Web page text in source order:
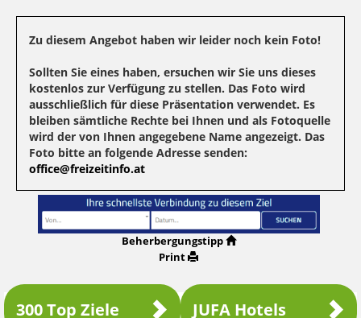
Zu diesem Angebot haben wir leider noch kein Foto!
Sollten Sie eines haben, ersuchen wir Sie uns dieses
kostenlos zur Verfügung zu stellen. Das Foto wird
ausschließlich für diese Präsentation verwendet. Es
bleiben sämtliche Rechte bei Ihnen und als Fotoquelle
wird der von Ihnen angegebene Name angezeigt. Das
Foto bitte an folgende Adresse senden:
office@freizeitinfo.at
Beherbergungstipp
Print
300 Top Ziele JUFA Hotels